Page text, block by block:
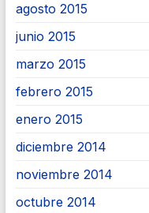
agosto 2015
junio 2015
marzo 2015
febrero 2015
enero 2015
diciembre 2014
noviembre 2014
octubre 2014